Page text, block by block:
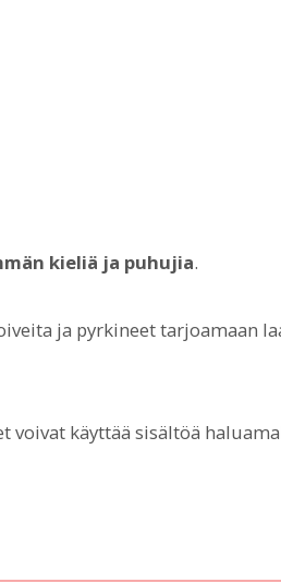
kieliä ja puhujia.
ja pyrkineet tarjoamaan
käyttää sisältöä